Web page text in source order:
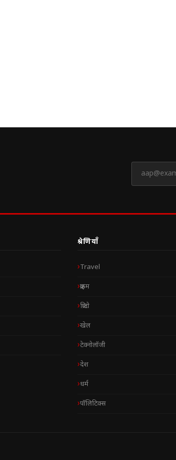
श्रेणियाँ
Travel
क्राइम
क्रिप्टो
खेल
टेक्नोलॉजी
देश
धर्म
पॉलिटिक्स